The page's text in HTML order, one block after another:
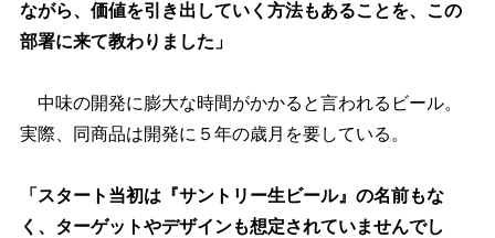
ながら、価値を引き出していく方法もあることを、この
部署に来て教わりました」
中味の開発に膨大な時間がかかると言われるビール。
実際、同商品は開発に５年の歳月を要している。
「スタート当初は『サントリー生ビール』の名前もな
く、ターゲットやデザインも想定されていませんでし